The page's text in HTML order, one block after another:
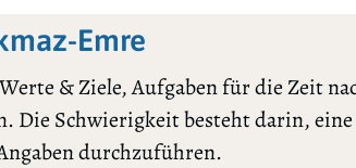
Emre
& Ziele, Aufgaben für die Zeit
Die Schwierigkeit besteht darin, eine
durchzuführen.